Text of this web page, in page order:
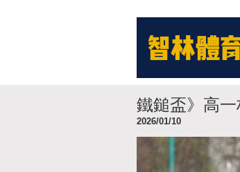
鐵鎚盃》高
2026/01/10